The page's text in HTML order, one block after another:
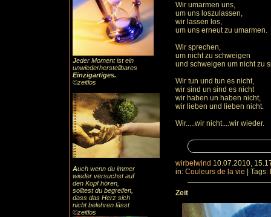
Jeder Moment ist ein
unwiederherstellbares
Einzigartiges.
©zeitlos
Auch wenn du immer
wieder versuchst auf
den Kopf hören,
solltest du begreifen,
dass das Herz sich
nicht belehren lässt
©zeitlos
Wir umarmen uns,
um uns loszulassen,
wir lassen los,
um uns erneut zu umarmen.
Wir sprechen,
um nicht zu schweigen
und schweigen um nicht zu
Wir tun und tun es nicht,
wir sind un sind es nicht
wir haben un haben nicht,
wir lieben und lieben nicht.
Wir.....wir nicht....wir wieder.
wirbelwind 10.07.2010,
in: Couleurs de la vie Tags:
Zeit